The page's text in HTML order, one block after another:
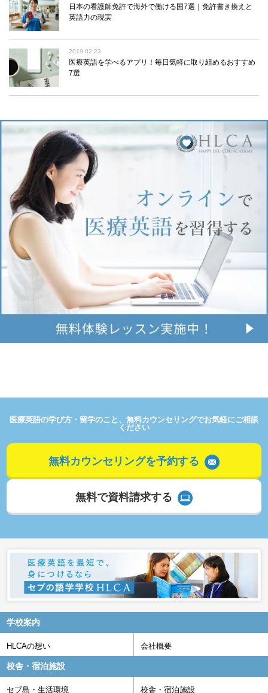
日本の看護師免許で海外で働ける国7選｜免許書き換えと
英語力の現実
2019.02.23
医療英語を学べるアプリ！毎日気軽に取り組めるおすすめ
7選
医療英語の学び方・留学のこと、無料カウンセリングでお気軽にご相談
ください
無料カウンセリングを予約する
無料で資料請求する
学校案内
HLCAの想い 会社概要
校舎・宿泊施設
セブ島・生活環境 校舎・宿泊施設